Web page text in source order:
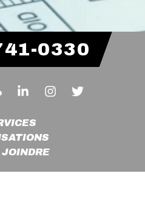
JOINDRE
0330